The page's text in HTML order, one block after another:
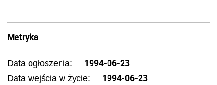
Metryka
Data ogłoszenia: 1994-06-23
Data wejścia w życie: 1994-06-23